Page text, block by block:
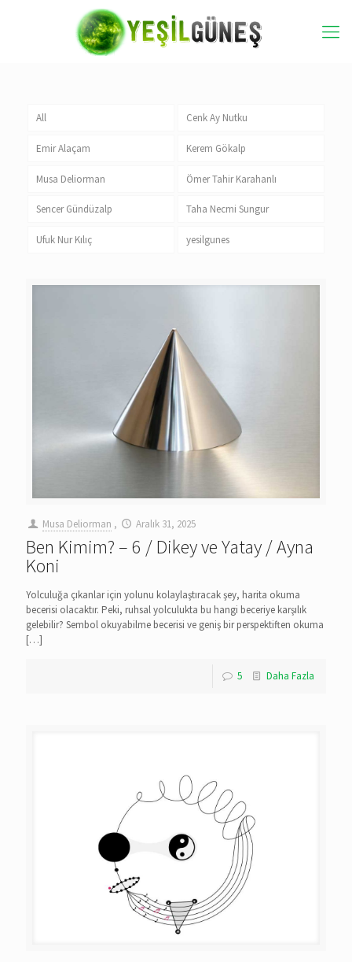
All Cenk Ay Nutku
Emir Alaçam Kerem Gökalp
Musa Deliorman Ömer Tahir Karahanlı
Sencer Gündüzalp Taha Necmi Sungur
Ufuk Nur Kılıç yesilgunes
Musa Deliorman , Aralık 31, 2025
Ben Kimim? – 6 / Dikey ve Yatay / Ayna
Koni
Yolculuğa çıkanlar için yolunu kolaylaştıracak şey, harita okuma
becerisi olacaktır. Peki, ruhsal yolculukta bu hangi beceriye karşılık
gelebilir? Sembol okuyabilme becerisi ve geniş bir perspektiften okuma
[…]
5 Daha Fazla